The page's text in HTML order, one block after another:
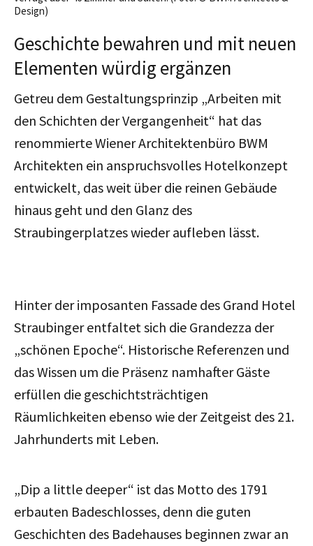
Design)
Geschichte bewahren und mit neuen
Elementen würdig ergänzen
Getreu dem Gestaltungsprinzip „Arbeiten mit
den Schichten der Vergangenheit“ hat das
renommierte Wiener Architektenbüro BWM
Architekten ein anspruchsvolles Hotelkonzept
entwickelt, das weit über die reinen Gebäude
hinaus geht und den Glanz des
Straubingerplatzes wieder aufleben lässt.
Hinter der imposanten Fassade des Grand Hotel
Straubinger entfaltet sich die Grandezza der
„schönen Epoche“. Historische Referenzen und
das Wissen um die Präsenz namhafter Gäste
erfüllen die geschichtsträchtigen
Räumlichkeiten ebenso wie der Zeitgeist des 21.
Jahrhunderts mit Leben.
„Dip a little deeper“ ist das Motto des 1791
erbauten Badeschlosses, denn die guten
Geschichten des Badehauses beginnen zwar an